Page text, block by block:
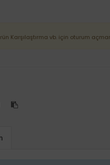
Karşılaştırma vb. için oturum